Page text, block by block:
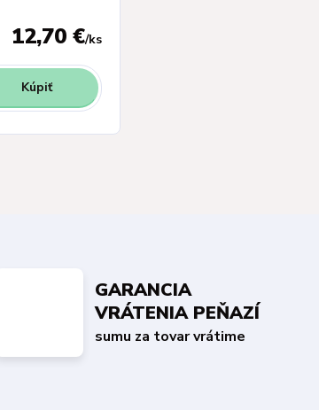
12,70 €/ks
Kúpiť
GARANCIA
VRÁTENIA PEŇAZÍ
sumu za tovar vrátime